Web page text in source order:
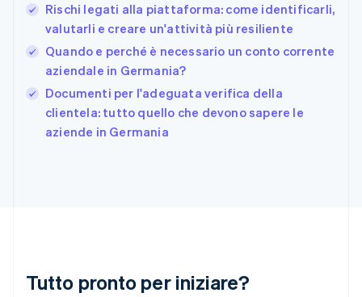
Rischi legati alla piattaforma: come identificarli,
valutarli e creare un'attività più resiliente
Quando e perché è necessario un conto corrente
aziendale in Germania?
Documenti per l'adeguata verifica della
clientela: tutto quello che devono sapere le
aziende in Germania
Tutto pronto per iniziare?
Deutsch English
Giappone
日本語 English
Gibilterra
English
Grecia
English
India
Lituania